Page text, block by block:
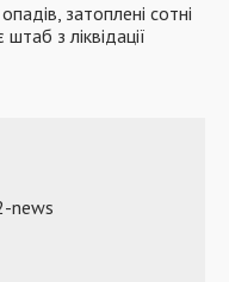
затоплені сотні
з ліквідації